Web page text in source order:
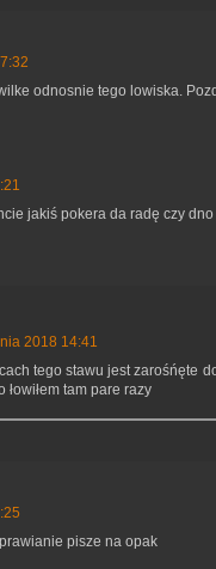
odnosnie tego lowiska.
jakiś pokera da radę czy dno
2018 14:41
tego stawu jest zarośńęte
tam pare razy
pisze na opak